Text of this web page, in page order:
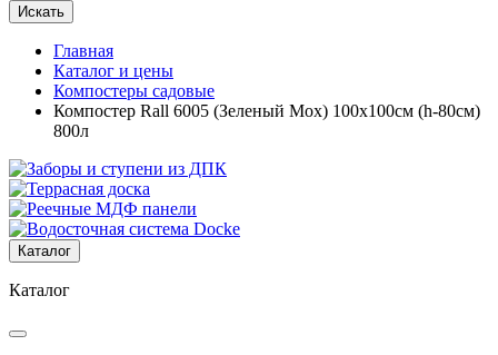
Искать
Главная
Каталог и цены
Компостеры садовые
Компостер Rall 6005 (Зеленый Мох) 100х100см (h-80см)
800л
Каталог
Каталог